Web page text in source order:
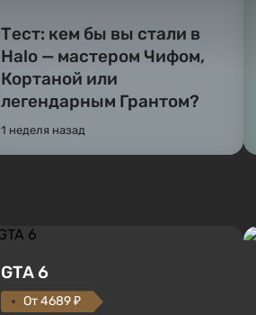
Тест: кем бы вы стали в
Halo — мастером Чифом,
Кортаной или
легендарным Грантом?
1 неделя назад
GTA 6
От 4689 ₽